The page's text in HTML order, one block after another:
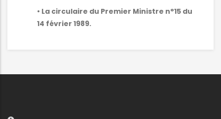
• La circulaire du Premier Ministre n°15 du
14 février 1989.